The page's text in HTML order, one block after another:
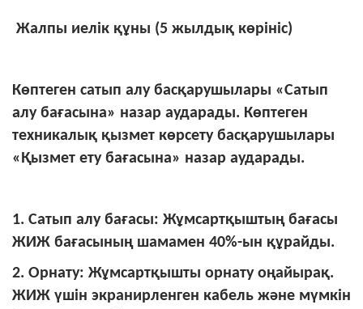
Жалпы иелік құны (5 жылдық көрініс)
Көптеген сатып алу басқарушылары «Сатып
алу бағасына» назар аударады. Көптеген
техникалық қызмет көрсету басқарушылары
«Қызмет ету бағасына» назар аударады.
1. Сатып алу бағасы: Жұмсартқыштың бағасы
ЖИЖ бағасының шамамен 40%-ын құрайды.
2. Орнату: Жұмсартқышты орнату оңайырақ.
ЖИЖ үшін экранирленген кабель және мүмкін